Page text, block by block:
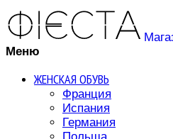
Меню
ЖЕНСКАЯ ОБУВЬ
Франция
Испания
Германия